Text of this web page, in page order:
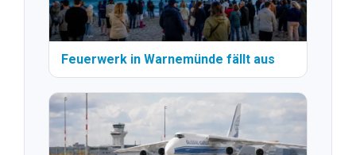
Feuerwerk in Warnemünde fällt aus